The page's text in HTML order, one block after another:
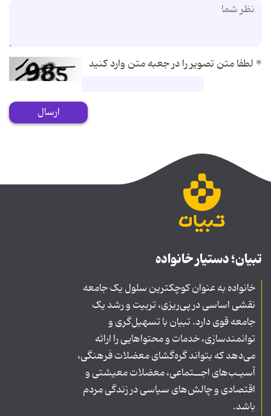
*لطفا متن تصویر را در جعبه متن وارد کنید
ارسال
تبیان؛ دستیار خانواده
خانواده به عنوان کوچکترین سلول یک جامعه
نقشی اساسی در پی‌ریزی، تربیت و رشد یک
جامعه قوی دارد. تبیان با تسهیل‌گری و
توانمندسازی، خدمات و محتواهایی را ارائه
می‌دهد که بتواند گره‌گشای معضلات فرهنگی،
آسیـب‌های اجــتماعی، معضلات معیشتی و
اقتصادی و چالش‌های سیاسی در زندگی مردم
باشد.